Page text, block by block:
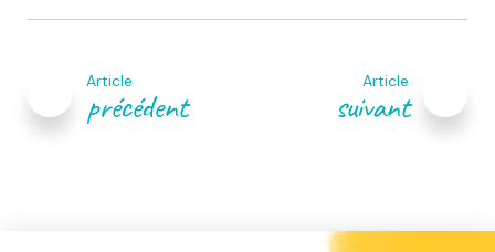
Navigation
l’article
Article
précédent
Article
suivant